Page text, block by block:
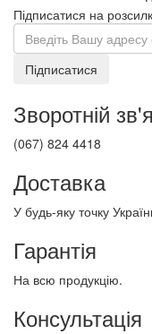
Підписатися на
Підписатися
Зворотній
(067) 824 4418
Доставка
У будь-яку точку
Гарантія
На всю продукцію.
Консультація